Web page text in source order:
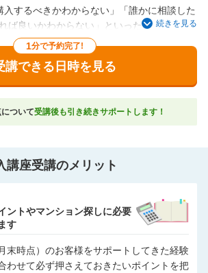
入するべきかわからない」「誰かに相談した
ば良いかわからない」といった漠然とした
身者が新築マンション購入を検討する際の
がら、資金シミュレーションなども行って
い探しをスタートされる方にオススメで
合う物件のご紹介もお手伝いします。
続きを見る
1分で予約完了!
講できる日時を見る
ついて受講後も引き続きサポートします！
講座受講のメリット
ントやマンション探しに必要
す
末時点）のお客様をサポートしてきた経験
わせて必ず押さえておきたいポイントを把